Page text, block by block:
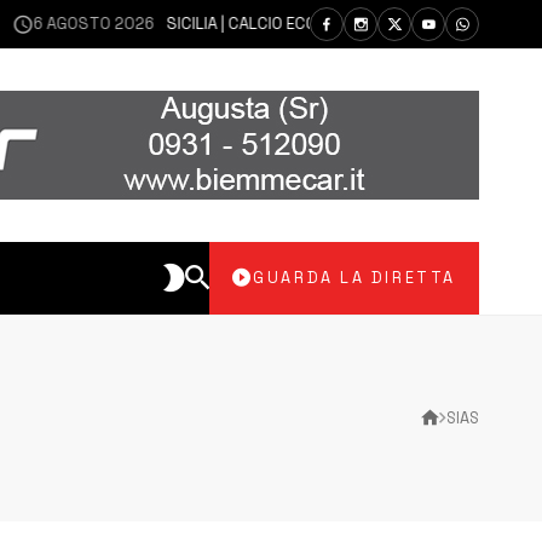
2026 SICILIA | CALCIO ECCELLENZA, COPPA ITALIA: IL 30 AGOSTO
GUARDA LA DIRETTA
SIAS